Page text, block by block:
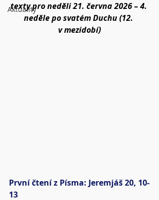
Aktuality
texty pro neděli 21. června 2026 – 4.
neděle po svatém Duchu (12.
v mezidobí)
První čtení z Písma: Jeremjáš 20, 10-
13